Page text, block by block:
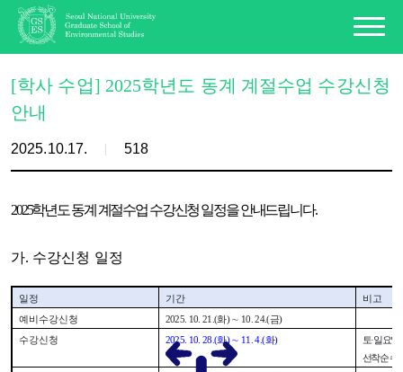
[학사 수업] 2025학년도 동계 계절수업 수강신청
안내
2025.10.17. 518
2025학년도 동계 계절수업 수강신청 일정을 안내드립니다.
가. 수강신청 일정
일정 기간
비고
예비수강신청
2025. 10. 21.(화)∼ 10. 24.(금)
수강신청
2025. 10. 28.(화)∼ 11. 4.(화) 토·일요일
선착순 수